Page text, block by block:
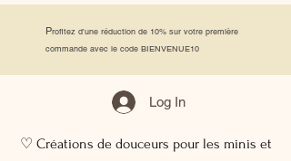
Profitez d'une réduction de 10% sur votre première
commande avec le code BIENVENUE10
Log In
♡ Créations de douceurs pour les minis et